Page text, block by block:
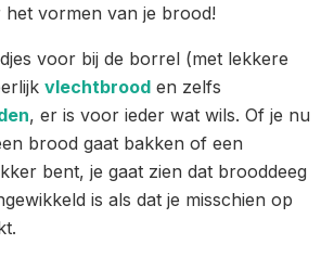
vormen van je brood!
voor bij de borrel (met lekkere
vlechtbrood en zelfs
, er is voor ieder wat wils. Of je nu
brood gaat bakken of een
bent, je gaat zien dat brooddeeg
is als dat je misschien op